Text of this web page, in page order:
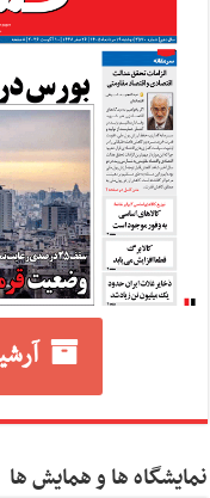
نمایشگاه ها و همایش ها